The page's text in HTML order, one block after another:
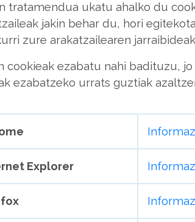
tratamendua ukatu ahalko du
jakin behar du, hori
zure arakatzailearen
ezabatu nahi badituzu,
ezabatzeko urrats guztiak
Explorer